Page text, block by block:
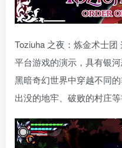
Toziuha 之夜：炼金术士
平台游戏的演示，具有银
黑暗奇幻世界中穿越不同
出没的地牢、破败的村庄等